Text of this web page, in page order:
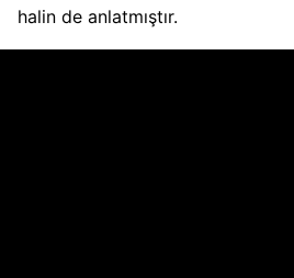
halin de anlatmıştır.